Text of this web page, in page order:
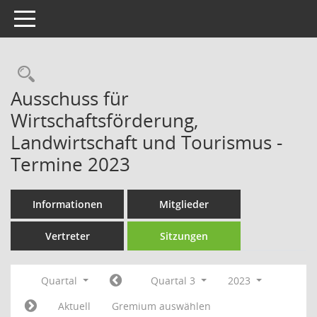
Toggle navigation
Rechercheauswahl
Ausschuss für
Wirtschaftsförderung,
Landwirtschaft und Tourismus -
Termine 2023
Informationen Mitglieder
Vertreter Sitzungen
Quartal Quartal 3
2023
Aktuell
Gremium auswählen